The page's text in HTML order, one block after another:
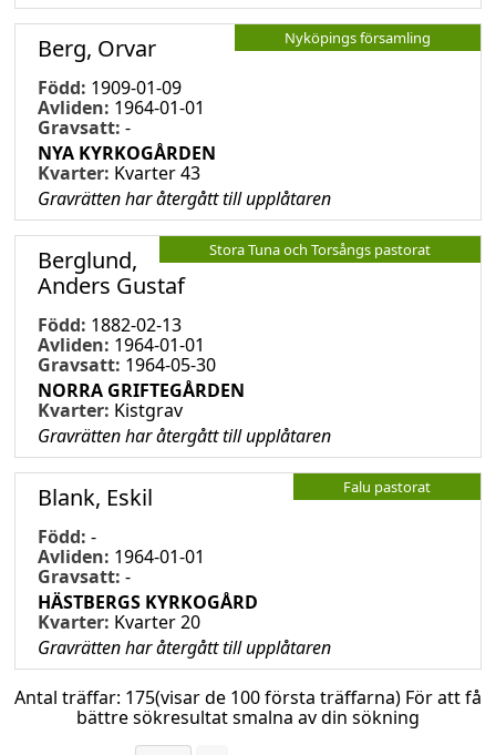
Nyköpings församling
Berg, Orvar
Född: 1909-01-09
Avliden: 1964-01-01
Gravsatt: -
NYA KYRKOGÅRDEN
Kvarter: Kvarter 43
Gravrätten har återgått till upplåtaren
Stora Tuna och Torsångs pastorat
Berglund,
Anders Gustaf
Född: 1882-02-13
Avliden: 1964-01-01
Gravsatt: 1964-05-30
NORRA GRIFTEGÅRDEN
Kvarter: Kistgrav
Gravrätten har återgått till upplåtaren
Falu pastorat
Blank, Eskil
Född: -
Avliden: 1964-01-01
Gravsatt: -
HÄSTBERGS KYRKOGÅRD
Kvarter: Kvarter 20
Gravrätten har återgått till upplåtaren
Antal träffar: 175(visar de 100 första träffarna) För att få
bättre sökresultat smalna av din sökning